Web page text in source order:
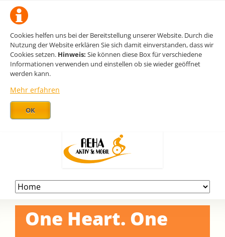
Cookies helfen uns bei der Bereitstellung unserer Website. Durch die
Nutzung der Website erklären Sie sich damit einverstanden, dass wir
Cookies setzen. Hinweis: Sie können diese Box für verschiedene
Informationen verwenden und einstellen ob sie wieder geöffnet
werden kann.
Mehr erfahren
OK
Navigation
überspringen
One Heart. One